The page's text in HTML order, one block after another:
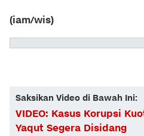
(iam/wis)
Saksikan Video di Bawah Ini:
VIDEO: Kasus Korupsi
Yaqut Segera Disidang